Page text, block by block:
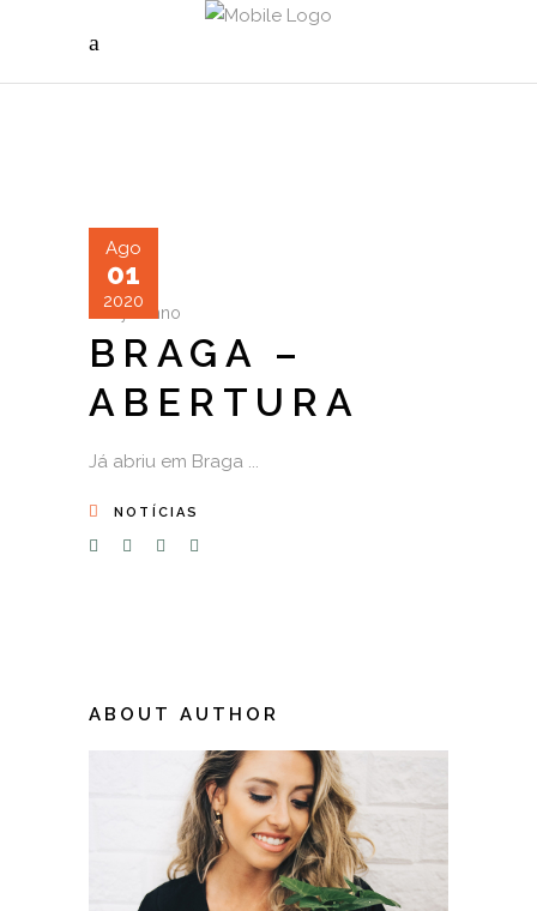
Ago
01
2020
bysanno
BRAGA –
ABERTURA
Já abriu em Braga
NOTÍCIAS
ABOUT AUTHOR